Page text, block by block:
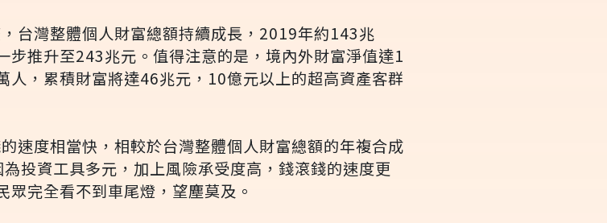
台灣整體個人財富總額持續成長，2019年約143兆
推升至243兆元。值得注意的是，境內外財富淨值達1
，累積財富將達46兆元，10億元以上的超高資產客群
速度相當快，相較於台灣整體個人財富總額的年複合成
投資工具多元，加上風險承受度高，錢滾錢的速度更
完全看不到車尾燈，望塵莫及。